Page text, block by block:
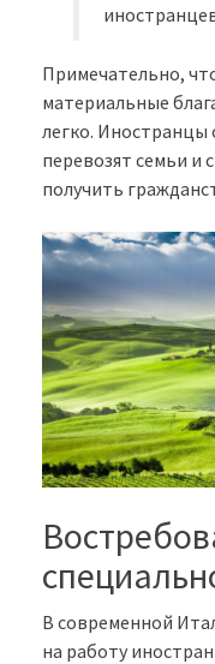
Примечательно,
материальные
легко.
перевозят семьи и
получить
В современной
на работу